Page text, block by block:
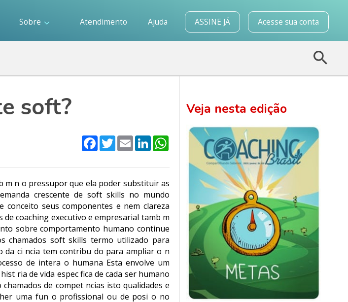
Sobre Atendimento Ajuda ASSINE JÁ Acesse sua conta
soft?
Facebook
TwitterEmailLinkedInWhatsApp
m n o pressupor que ela poder substituir as
crescente de soft skills no mundo
seus componentes e nem clareza
coaching executivo e empresarial tamb m
sobre comportamento humano continue
chamados soft skills termo utilizado para
da ci ncia tem contribu do para ampliar o n
de intera o humana Esta envolve um
ria de vida espec fica de cada ser humano
de compet ncias isto qualidades e
uma fun o profissional ou de posi o no
Veja nesta edição